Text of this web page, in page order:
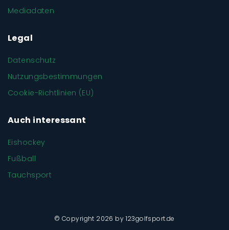
Mediadaten
Legal
Datenschutz
Nutzungsbestimmungen
Cookie-Richtlinien (EU)
Auch interessant
Eishockey
Fußball
Tauchsport
© Copyright 2026 by 123golfsport.de